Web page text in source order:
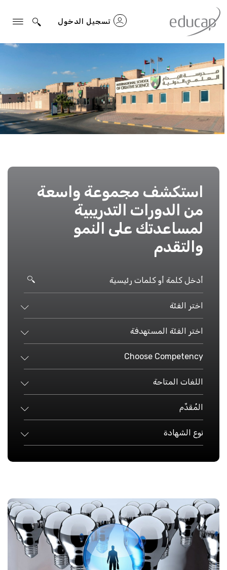
تسجيل الدخول
استكشف مجموعة واسعة
من الدورات التدريبية
لمساعدتك على النمو
والتقدم
اختر الفئة
اختر الفئة المستهدفة
Choose Competency
اللغات المتاحة
المُقدِّم
نوع الشهادة
التي